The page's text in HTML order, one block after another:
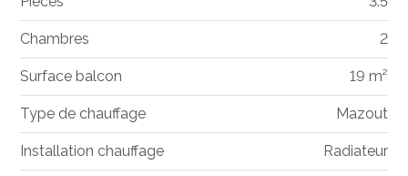
Chambres 2
Surface balcon 19 m²
Type de chauffage Mazout
Installation chauffage Radiateur